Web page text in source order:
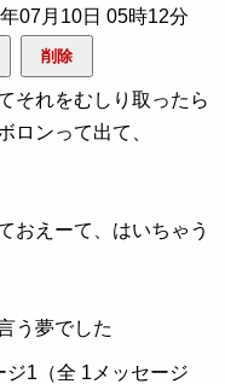
07月10日 05時12分
それをむしり取ったら
ロンって出て、
おえーて、はいちゃう
う夢でした
ジ1（全 1メッセージ